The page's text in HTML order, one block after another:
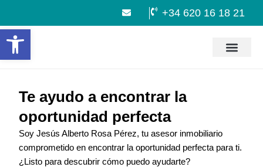
Abrir barra de herramientas
contenido
+34 620 16 18 21
Te ayudo a encontrar la
oportunidad perfecta
Soy Jesús Alberto Rosa Pérez, tu asesor inmobiliario
comprometido en encontrar la oportunidad perfecta para ti.
¿Listo para descubrir cómo puedo ayudarte?